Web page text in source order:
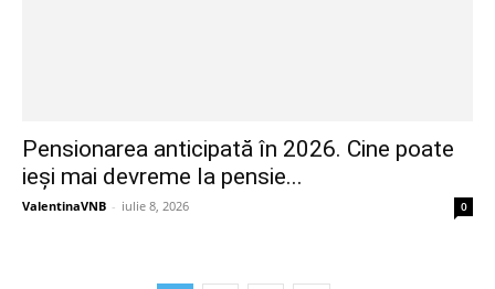
Pensionarea anticipată în 2026. Cine poate
ieși mai devreme la pensie...
ValentinaVNB - iulie 8, 2026 0